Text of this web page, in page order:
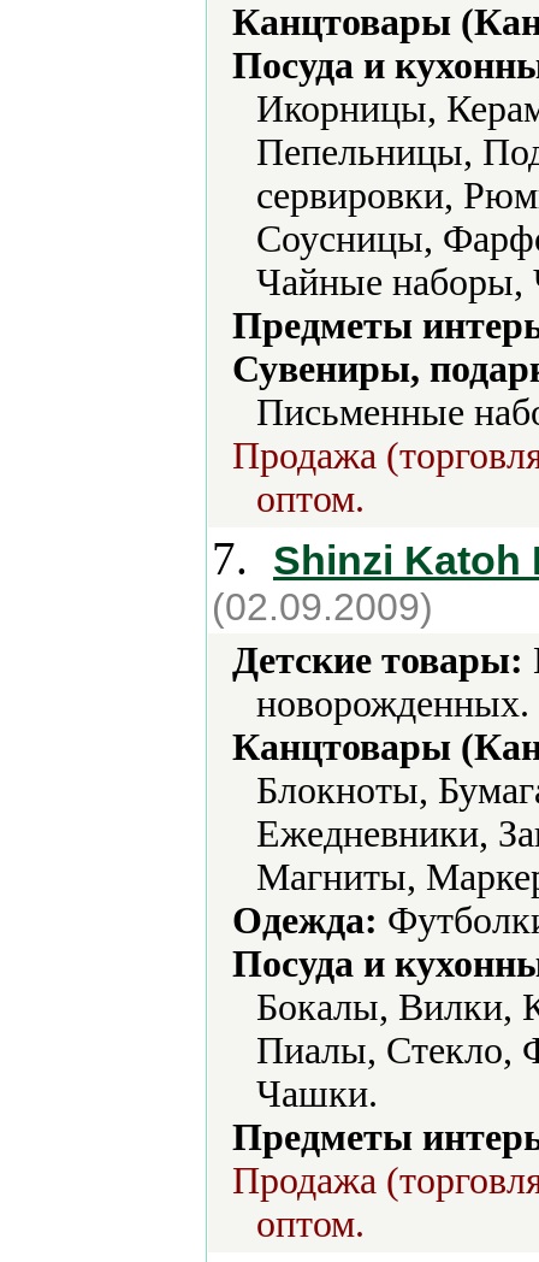
Канцтовары
Посуда и
Икорницы,
Пепельницы,
сервировки,
Соусницы,
Чайные
Предметы
Сувениры,
Письменные
Продажа
оптом.
7. Shinzi Katoh
(02.09.2009)
Детские товары:
новорожденных.
Канцтовары
Блокноты,
Ежедневники,
Магниты,
Одежда:
Посуда и
Бокалы, Вилки,
Пиалы, Стекло,
Чашки.
Предметы
Продажа
оптом.